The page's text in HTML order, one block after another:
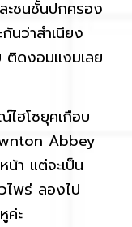
ะชนชั้นปกครอง
นว่าสำเนียง
ติดงอมแงมเลย
ฮโซยุคเกือบ
Abbey
า แต่จะเป็น
ไพร่ ลองไป
ค่ะ